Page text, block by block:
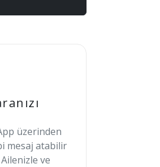
üzerinden
mesaj atabilir
ve